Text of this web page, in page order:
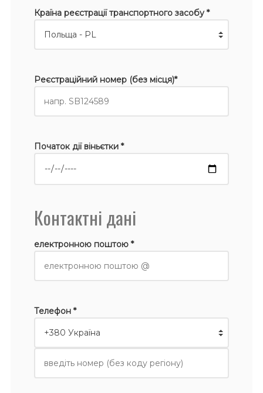
Країна реєстрації транспортного засобу *
Реєстраційний номер (без місця)*
Початок дії віньєтки *
Контактні дані
електронною поштою *
Телефон *